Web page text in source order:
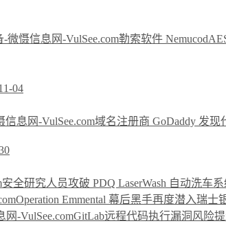
勒索软件
04
域名注册商 GoDaddy 发
安全研究人员攻破 PDQ LaserWash 自动洗车
Operation Emmental 幕后黑手再度潜入瑞士
GitLab远程代码执行漏洞风险提